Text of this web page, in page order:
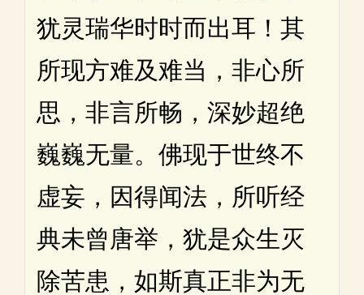
犹灵瑞华时时而出耳！其
所现方难及难当，非心所
思，非言所畅，深妙超绝
巍巍无量。佛现于世终不
虚妄，因得闻法，所听经
典未曾唐举，犹是众生灭
除苦患，如斯真正非为无